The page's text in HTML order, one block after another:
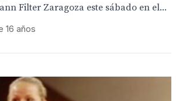
Filter Zaragoza este sábado en el...
16 años